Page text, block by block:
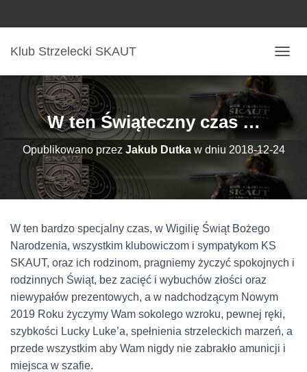
Klub Strzelecki SKAUT
R
E
Z
A
W
J
W ten Świąteczny czas …
Opublikowano przez Jakub Dutkaw dniu 2018-12-24
W ten bardzo specjalny czas, w Wigilię Świąt Bożego
Narodzenia, wszystkim klubowiczom i sympatykom KS
SKAUT, oraz ich rodzinom, pragniemy życzyć spokojnych i
rodzinnych Świąt, bez zacięć i wybuchów złości oraz
niewypałów prezentowych, a w nadchodzącym Nowym
2019 Roku życzymy Wam sokolego wzroku, pewnej ręki,
szybkości Lucky Luke’a, spełnienia strzeleckich marzeń, a
przede wszystkim aby Wam nigdy nie zabrakło amunicji i
miejsca w szafie.